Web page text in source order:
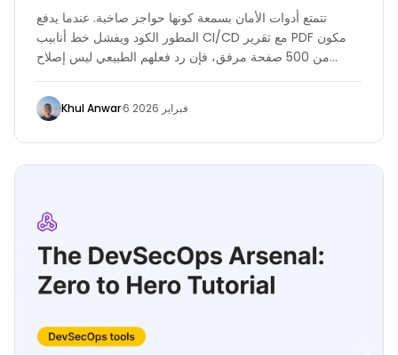
تتمتع أدوات الأمان بسمعة كونها حواجز صاخبة. عندما يدفع
المطور الكود ويفشل خط أنابيب CI/CD مع تقرير PDF مكون
من 500 صفحة مرفق، فإن رد فعلهم الطبيعي ليس إصلاح
المشاكل، بل تجاهلها أو إجبار الدمج للكود.
Khul Anwar· 6 فبراير 2026